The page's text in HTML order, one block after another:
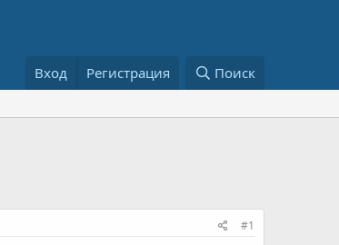
Вход Регистрация Поиск
#1